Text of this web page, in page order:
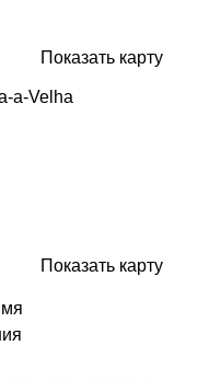
Показать карту
a-Velha
Показать карту